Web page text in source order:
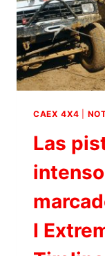
CAEX 4X4
Las
I